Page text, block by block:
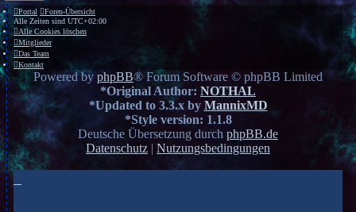
Portal
Foren-Übersicht
Alle Zeiten sind UTC+02:00
Alle Cookies löschen
Mitglieder
Das Team
Kontakt
Powered by phpBB® Forum Software © phpBB Limited
*Original Author: NOTHAL
*Updated to 3.3.x by MannixMD
*Style version: 1.1.8
Deutsche Übersetzung durch phpBB.de
Datenschutz| Nutzungsbedingungen